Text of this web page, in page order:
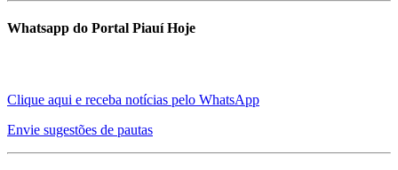
Whatsapp do Portal Piauí Hoje
Clique aqui e receba notícias pelo WhatsApp
Envie sugestões de pautas